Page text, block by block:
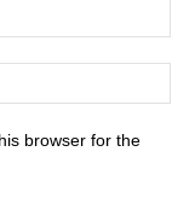
browser for the